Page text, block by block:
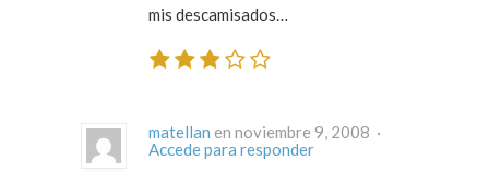
mis descamisados…
matellan
en noviembre 9, 2008 ·
Accede para responder